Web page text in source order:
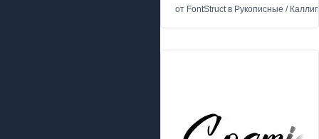
от FontStructв Рукописные /